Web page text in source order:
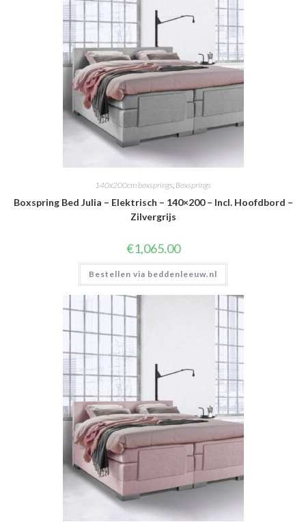
140x200cm boxsprings, Boxsprings
Boxspring Bed Julia – Elektrisch – 140×200 – Incl. Hoofdbord –
Zilvergrijs
€1,065.00
Bestellen via beddenleeuw.nl